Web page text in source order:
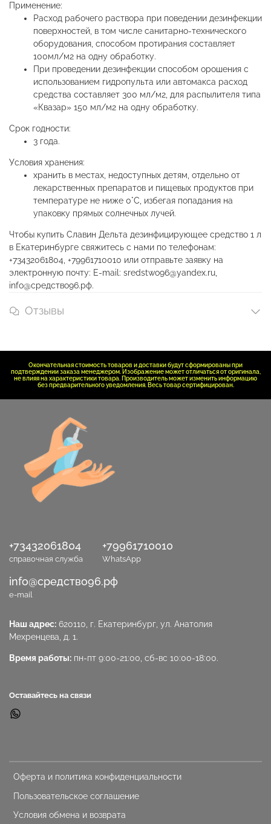
Применение:
Расход рабочего раствора при поведении дезинфекции
поверхностей, в том числе санитарно-технического
оборудования, способом протирания составляет
100мл/м2 на одну обработку.
При проведении дезинфекции способом орошения с
использованием гидропульта или автомакса расход
средства составляет 300 мл/м2, для распылителя типа
«Квазар» 150 мл/м2 на одну обработку.
Срок годности:
3 года.
Условия хранения:
хранить в местах, недоступных детям, отдельно от
лекарственных препаратов и пищевых продуктов при
температуре не ниже 0°С, избегая попадания на
упаковку прямых солнечных лучей.
Чтобы купить Славин Дельта дезинфицирующее средство 1 л
в Екатеринбурге свяжитесь с нами по телефонам:
+73432061804, +79961710010 или отправьте заявку на
электронную почту: E-mail: sredstwo96@yandex.ru,
info@средство96.рф.
Отзывы
Окончательная стоимость товаров и доставки будут сформированы при
подтверждении заказа менеджером. Изображение может отличаться от оригинала,
не влияя на характеристики товара. Производитель может изменить информацию
без предварительного уведомления. Весь товар сертифицирован.
Оферта и политика конфиденциальности
Пользовательское соглашение
Условия обмена и возврата
+73432061804
справочная служба
+79961710010
WhatsApp
info@средство96.рф
e-mail
Наш адрес: 620110, г. Екатеринбург, ул. Анатолия
Мехренцева, д. 1.
Время работы: пн-пт 9:00-21:00, сб-вс 10:00-18:00.
Оставайтесь на связи